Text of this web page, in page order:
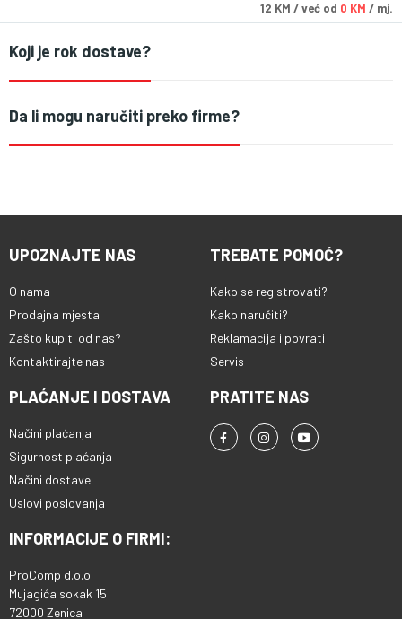
12 KM / već od 0 KM / mj.
Koji je rok dostave?
Da li mogu naručiti preko firme?
UPOZNAJTE NAS
O nama
Prodajna mjesta
Zašto kupiti od nas?
Kontaktirajte nas
TREBATE POMOĆ?
Kako se registrovati?
Kako naručiti?
Reklamacija i povrati
Servis
PLAĆANJE I DOSTAVA
Načini plaćanja
Sigurnost plaćanja
Načini dostave
Uslovi poslovanja
PRATITE NAS
INFORMACIJE O FIRMI:
ProComp d.o.o.
Mujagića sokak 15
72000 Zenica